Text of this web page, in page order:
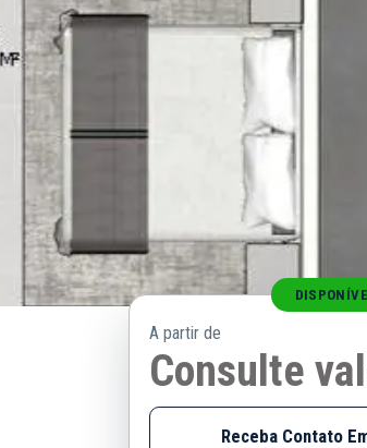
A partir de
Consulte
Receba Contato